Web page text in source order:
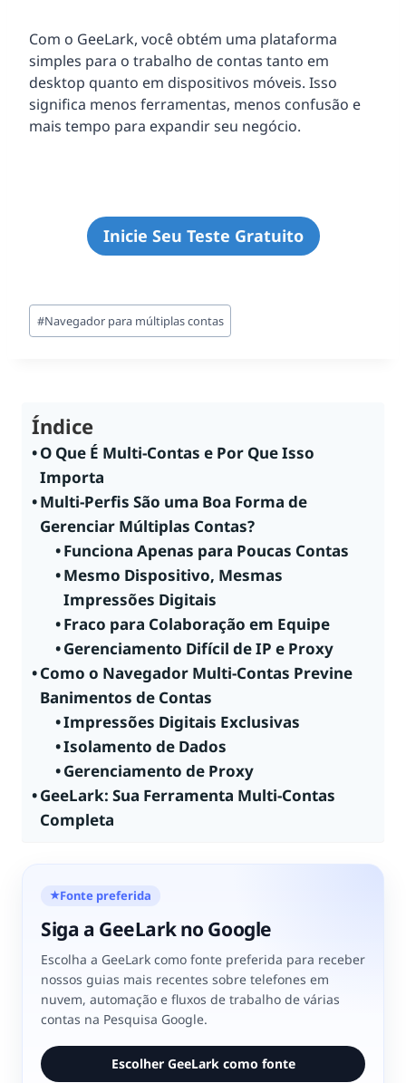
Com o GeeLark, você obtém uma plataforma
simples para o trabalho de contas tanto em
desktop quanto em dispositivos móveis. Isso
significa menos ferramentas, menos confusão e
mais tempo para expandir seu negócio.
Inicie Seu Teste Gratuito
Tags
do
#Navegador para múltiplas contas
Índice
O Que É Multi-Contas e Por Que Isso
Importa
Multi-Perfis São uma Boa Forma de
Gerenciar Múltiplas Contas?
Funciona Apenas para Poucas Contas
Mesmo Dispositivo, Mesmas
Impressões Digitais
Fraco para Colaboração em Equipe
Gerenciamento Difícil de IP e Proxy
Como o Navegador Multi-Contas Previne
Banimentos de Contas
Impressões Digitais Exclusivas
Isolamento de Dados
Gerenciamento de Proxy
GeeLark: Sua Ferramenta Multi-Contas
Completa
★Fonte preferida
Siga a GeeLark no Google
Escolha a GeeLark como fonte preferida para receber
nossos guias mais recentes sobre telefones em
nuvem, automação e fluxos de trabalho de várias
contas na Pesquisa Google.
Escolher GeeLark como fonte